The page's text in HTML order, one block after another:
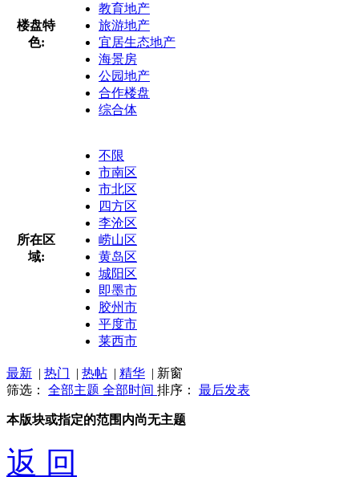
楼盘特
色:
教育地产
旅游地产
宜居生态地产
海景房
公园地产
合作楼盘
综合体
所在区
域:
不限
市南区
市北区
四方区
李沧区
崂山区
黄岛区
城阳区
即墨市
胶州市
平度市
莱西市
最新 | 热门 | 热帖 | 精华 | 新窗
筛选： 全部主题 全部时间 排序： 最后发表
本版块或指定的范围内尚无主题
返 回